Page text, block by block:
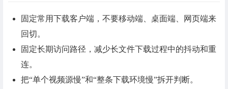
固定常用下载客户端，不要移动端、桌面端、网页端来
回切。
固定长期访问路径，减少长文件下载过程中的抖动和重
连。
把“单个视频源慢”和“整条下载环境慢”拆开判断。